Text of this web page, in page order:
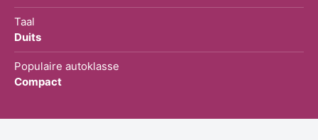
Taal
Duits
Populaire autoklasse
Compact